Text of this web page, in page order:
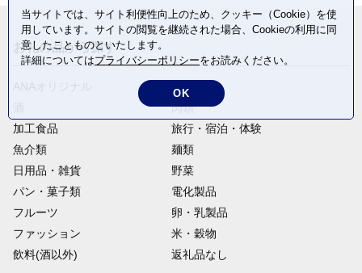
お礼の品から探す
定期便
肉類
加工食品
旅行・宿泊・体験
魚介類
麺類
日用品・雑貨
野菜
パン・菓子類
電化製品
フルーツ
卵・乳製品
ファッション
米・穀物
飲料(酒以外)
返礼品なし
当サイトでは、サイト利便性向上のため、クッキー（Cookie）を使
用しています。サイトの閲覧を継続された場合、Cookieの利用に同
意したことものといたします。
詳細についてはプライバシーポリシーをお読みください。
OK